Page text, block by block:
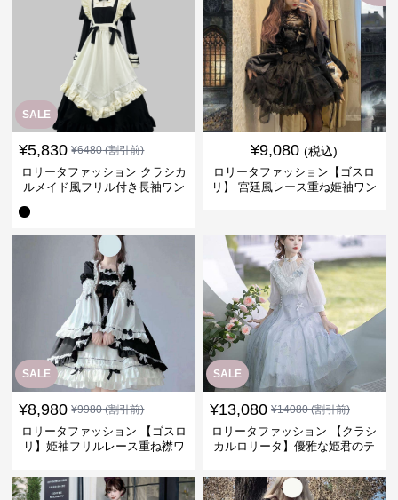
SALE
¥5,830 ¥6480(割引前)
ロリータファッション クラシカ
ルメイド風フリル付き長袖ワン
¥9,080 (税込)
ロリータファッション【ゴスロ
リ】 宮廷風レース重ね姫袖ワン
SALE
¥8,980 ¥9980(割引前)
ロリータファッション 【ゴスロ
リ】姫袖フリルレース重ね襟ワ
SALE
¥13,080 ¥14080(割引前)
ロリータファッション 【クラシ
カルロリータ】優雅な姫君のテ